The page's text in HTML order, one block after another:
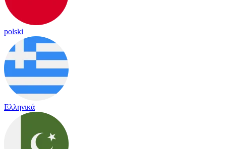
polski
Ελληνικά